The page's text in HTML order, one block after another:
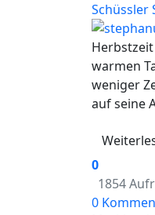
Schüssler
warmen
weniger
auf seine
0
1854
0